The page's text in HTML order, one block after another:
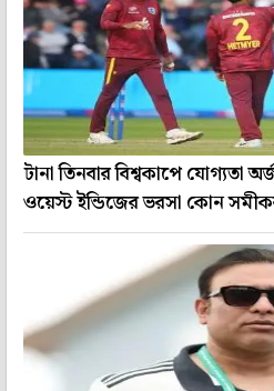
টানা তিনবার বিশ্বকাপে যোগ্যতা
ওয়েস্ট ইন্ডিজের ভরসা কোন